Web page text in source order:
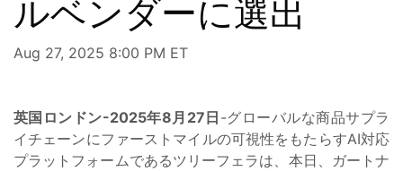
ルベンダーに選出
Aug 27, 2025 8:00 PM ET
英国ロンドン-2025年8月27日 -グローバルな商品サプラ
イチェーンにファーストマイルの可視性をもたらすAI対応
プラットフォームであるツリーフェラは、本日、ガートナ